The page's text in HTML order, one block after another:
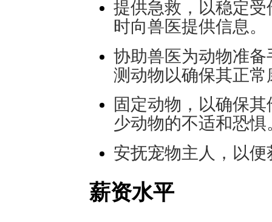
提供急救，以稳定
时向兽医提供信息。
协助兽医为动物准
测动物以确保其正常
固定动物，以确保
少动物的不适和恐惧
安抚宠物主人，以
薪资水平